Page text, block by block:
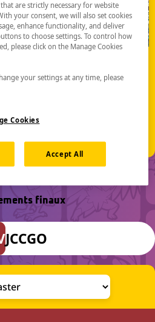
14 juin 2026
Convention Center
LA 70130
finaux
JCCGO
are strictly necessary for website
your consent, we will also set cookies
enhance functionality, and deliver
to choose settings. To control how
please click on the Manage Cookies
your settings at any time, please
Cookies
Accept All